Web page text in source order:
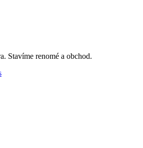
Stavíme renomé a obchod.